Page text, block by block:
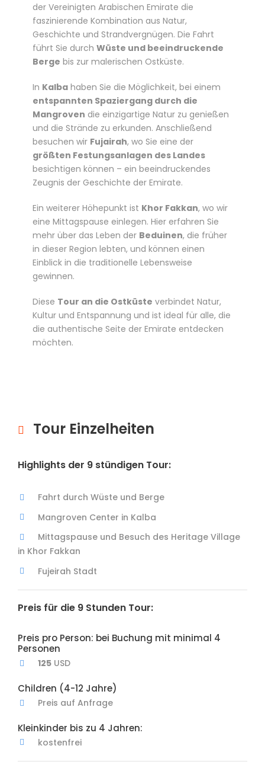
der Vereinigten Arabischen Emirate die
faszinierende Kombination aus Natur,
Geschichte und Strandvergnügen. Die Fahrt
führt Sie durch Wüste und beeindruckende
Berge bis zur malerischen Ostküste.
In Kalba haben Sie die Möglichkeit, bei einem
entspannten Spaziergang durch die
Mangroven die einzigartige Natur zu genießen
und die Strände zu erkunden. Anschließend
besuchen wir Fujairah, wo Sie eine der
größten Festungsanlagen des Landes
besichtigen können – ein beeindruckendes
Zeugnis der Geschichte der Emirate.
Ein weiterer Höhepunkt ist Khor Fakkan, wo wir
eine Mittagspause einlegen. Hier erfahren Sie
mehr über das Leben der Beduinen, die früher
in dieser Region lebten, und können einen
Einblick in die traditionelle Lebensweise
gewinnen.
Diese Tour an die Ostküste verbindet Natur,
Kultur und Entspannung und ist ideal für alle, die
die authentische Seite der Emirate entdecken
möchten.
Tour Einzelheiten
Highlights der 9 stündigen Tour:
Fahrt durch Wüste und Berge
Mangroven Center in Kalba
Mittagspause und Besuch des Heritage Village
in Khor Fakkan
Fujeirah Stadt
Preis für die 9 Stunden Tour:
Preis pro Person: bei Buchung mit minimal 4
Personen
125 USD
Children (4-12 Jahre)
Preis auf Anfrage
Kleinkinder bis zu 4 Jahren:
kostenfrei